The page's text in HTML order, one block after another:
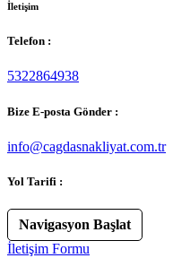
İletişim
Telefon :
5322864938
Bize E-posta Gönder :
info@cagdasnakliyat.com.tr
Yol Tarifi :
Navigasyon Başlat
İletişim Formu